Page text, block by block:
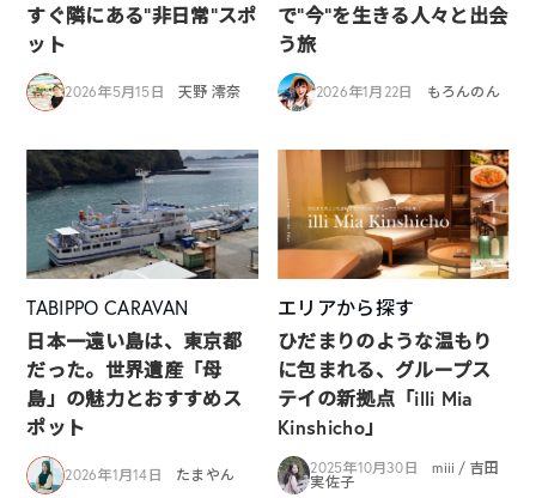
すぐ隣にある”非日常”スポ
ット
2026年5月15日 天野 澪奈
で“今”を生きる人々と出会
う旅
2026年1月22日 もろんのん
TABIPPO CARAVAN
日本一遠い島は、東京都
だった。世界遺産「母
島」の魅力とおすすめス
ポット
2026年1月14日 たまやん
エリアから探す
ひだまりのような温もり
に包まれる、グループス
テイの新拠点「illi Mia
Kinshicho」
2025年10月30日
miii / 吉田
実佐子